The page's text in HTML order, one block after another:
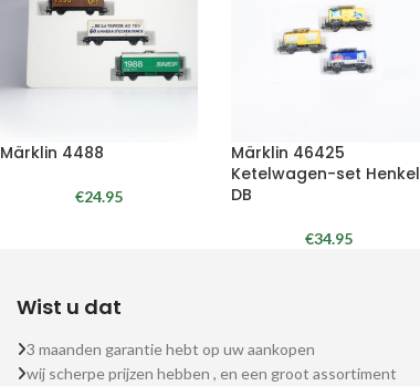
Märklin 4488
€24.95
Märklin 46425
Ketelwagen-set Henkel
DB
€34.95
Wist u dat
3 maanden garantie hebt op uw aankopen
wij scherpe prijzen hebben , en een groot assortiment